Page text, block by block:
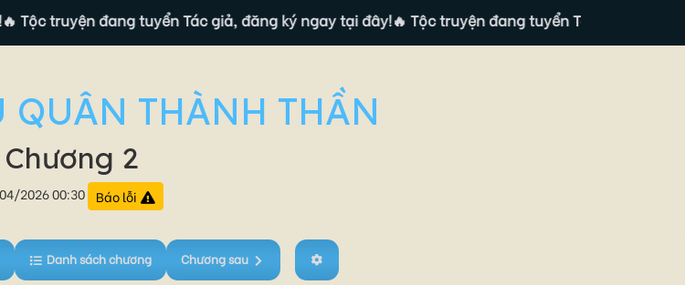
truyện đang tuyển Tác giả, đăng ký ngay tại đây!🔥 Tộc truyện đang tuyển Tác giả, đăng ký
THÀNH THẦN
Chương 2
2026 00:30 Báo lỗi
Danh sách chương Chương sau